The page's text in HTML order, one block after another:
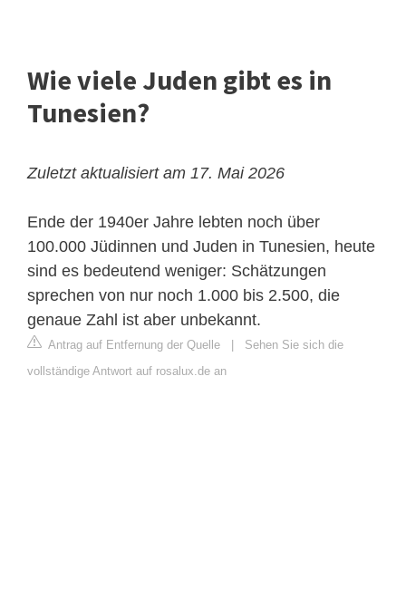
Wie viele Juden gibt es in
Tunesien?
Zuletzt aktualisiert am 17. Mai 2026
Ende der 1940er Jahre lebten noch über
100.000 Jüdinnen und Juden in Tunesien, heute
sind es bedeutend weniger: Schätzungen
sprechen von nur noch 1.000 bis 2.500, die
genaue Zahl ist aber unbekannt.
Antrag auf Entfernung der Quelle
Sehen Sie sich die
vollständige Antwort auf rosalux.de an